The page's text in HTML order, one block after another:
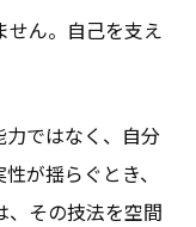
せん。自己を支え
ではなく、自分
が揺らぐとき、
、その技法を空間